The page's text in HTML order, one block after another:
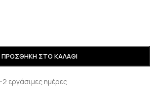
ΠΡΟΣΘΉΚΗ ΣΤΟ ΚΑΛΆΘΙ
εργάσιμες ημέρες